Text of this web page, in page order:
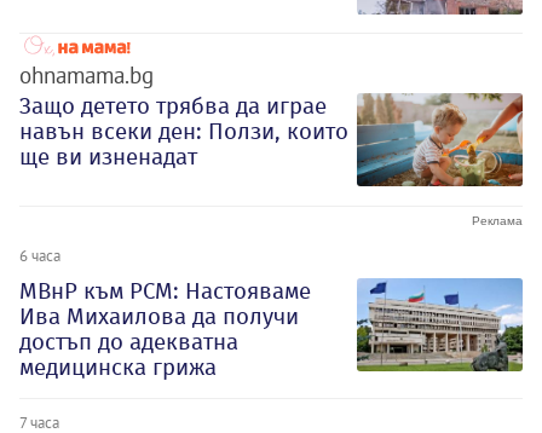
ohnamama.bg
Защо детето трябва да играе
навън всеки ден: Ползи, които
ще ви изненадат
6 часа
МВнР към РСМ: Настояваме
Ива Михаилова да получи
достъп до адекватна
медицинска грижа
7 часа